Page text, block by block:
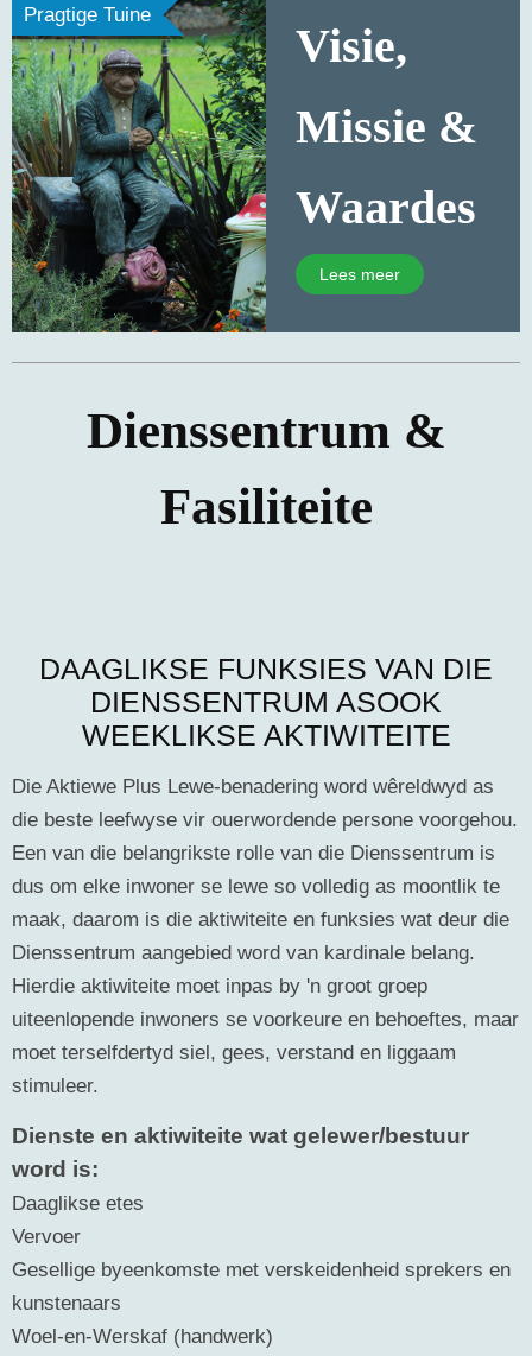
Pragtige Tuine
Visie,
Missie &
Waardes
Lees meer
Dienssentrum &
Fasiliteite
DAAGLIKSE FUNKSIES VAN DIE
DIENSSENTRUM ASOOK
WEEKLIKSE AKTIWITEITE
Die Aktiewe Plus Lewe-benadering word wêreldwyd as
die beste leefwyse vir ouerwordende persone voorgehou.
Een van die belangrikste rolle van die Dienssentrum is
dus om elke inwoner se lewe so volledig as moontlik te
maak, daarom is die aktiwiteite en funksies wat deur die
Dienssentrum aangebied word van kardinale belang.
Hierdie aktiwiteite moet inpas by 'n groot groep
uiteenlopende inwoners se voorkeure en behoeftes, maar
moet terselfdertyd siel, gees, verstand en liggaam
stimuleer.
Dienste en aktiwiteite wat gelewer/bestuur
word is:
Daaglikse etes
Vervoer
Gesellige byeenkomste met verskeidenheid sprekers en
kunstenaars
Woel-en-Werskaf (handwerk)